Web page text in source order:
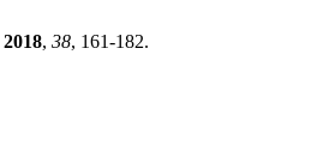
2018, 38, 161-182.